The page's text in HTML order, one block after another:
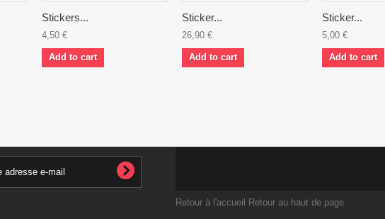
Stickers...
4,50 €
Add to cart
Sticker...
26,90 €
Add to cart
Sticker...
5,00 €
Add to cart
Retour à l'accueil Retour au haut de page